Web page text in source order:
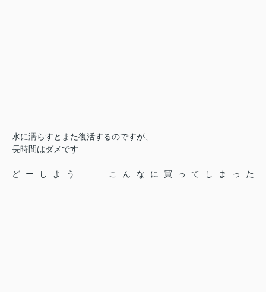
水に濡らすとまた復活するのですが、
長時間はダメです
どーしよう こんなに買ってしまった